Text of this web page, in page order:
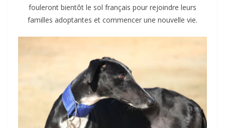
fouleront bientôt le sol français pour rejoindre leurs
familles adoptantes et commencer une nouvelle vie.